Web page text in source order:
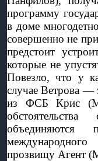
программу
в доме
совершенно не
предстоит
которые не
Повезло, что у
случае Ветрова —
из ФСБ Крис
прозвищу Агент